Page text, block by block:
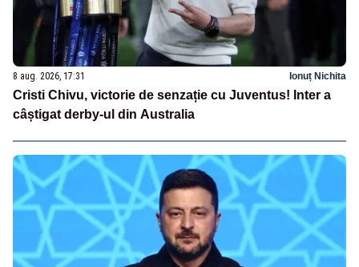
8 aug. 2026, 17:31 Ionuț Nichita
Cristi Chivu, victorie de senzație cu Juventus! Inter a
câștigat derby-ul din Australia